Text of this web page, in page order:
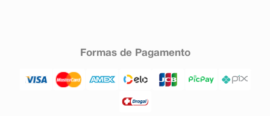
Formas de Pagamento